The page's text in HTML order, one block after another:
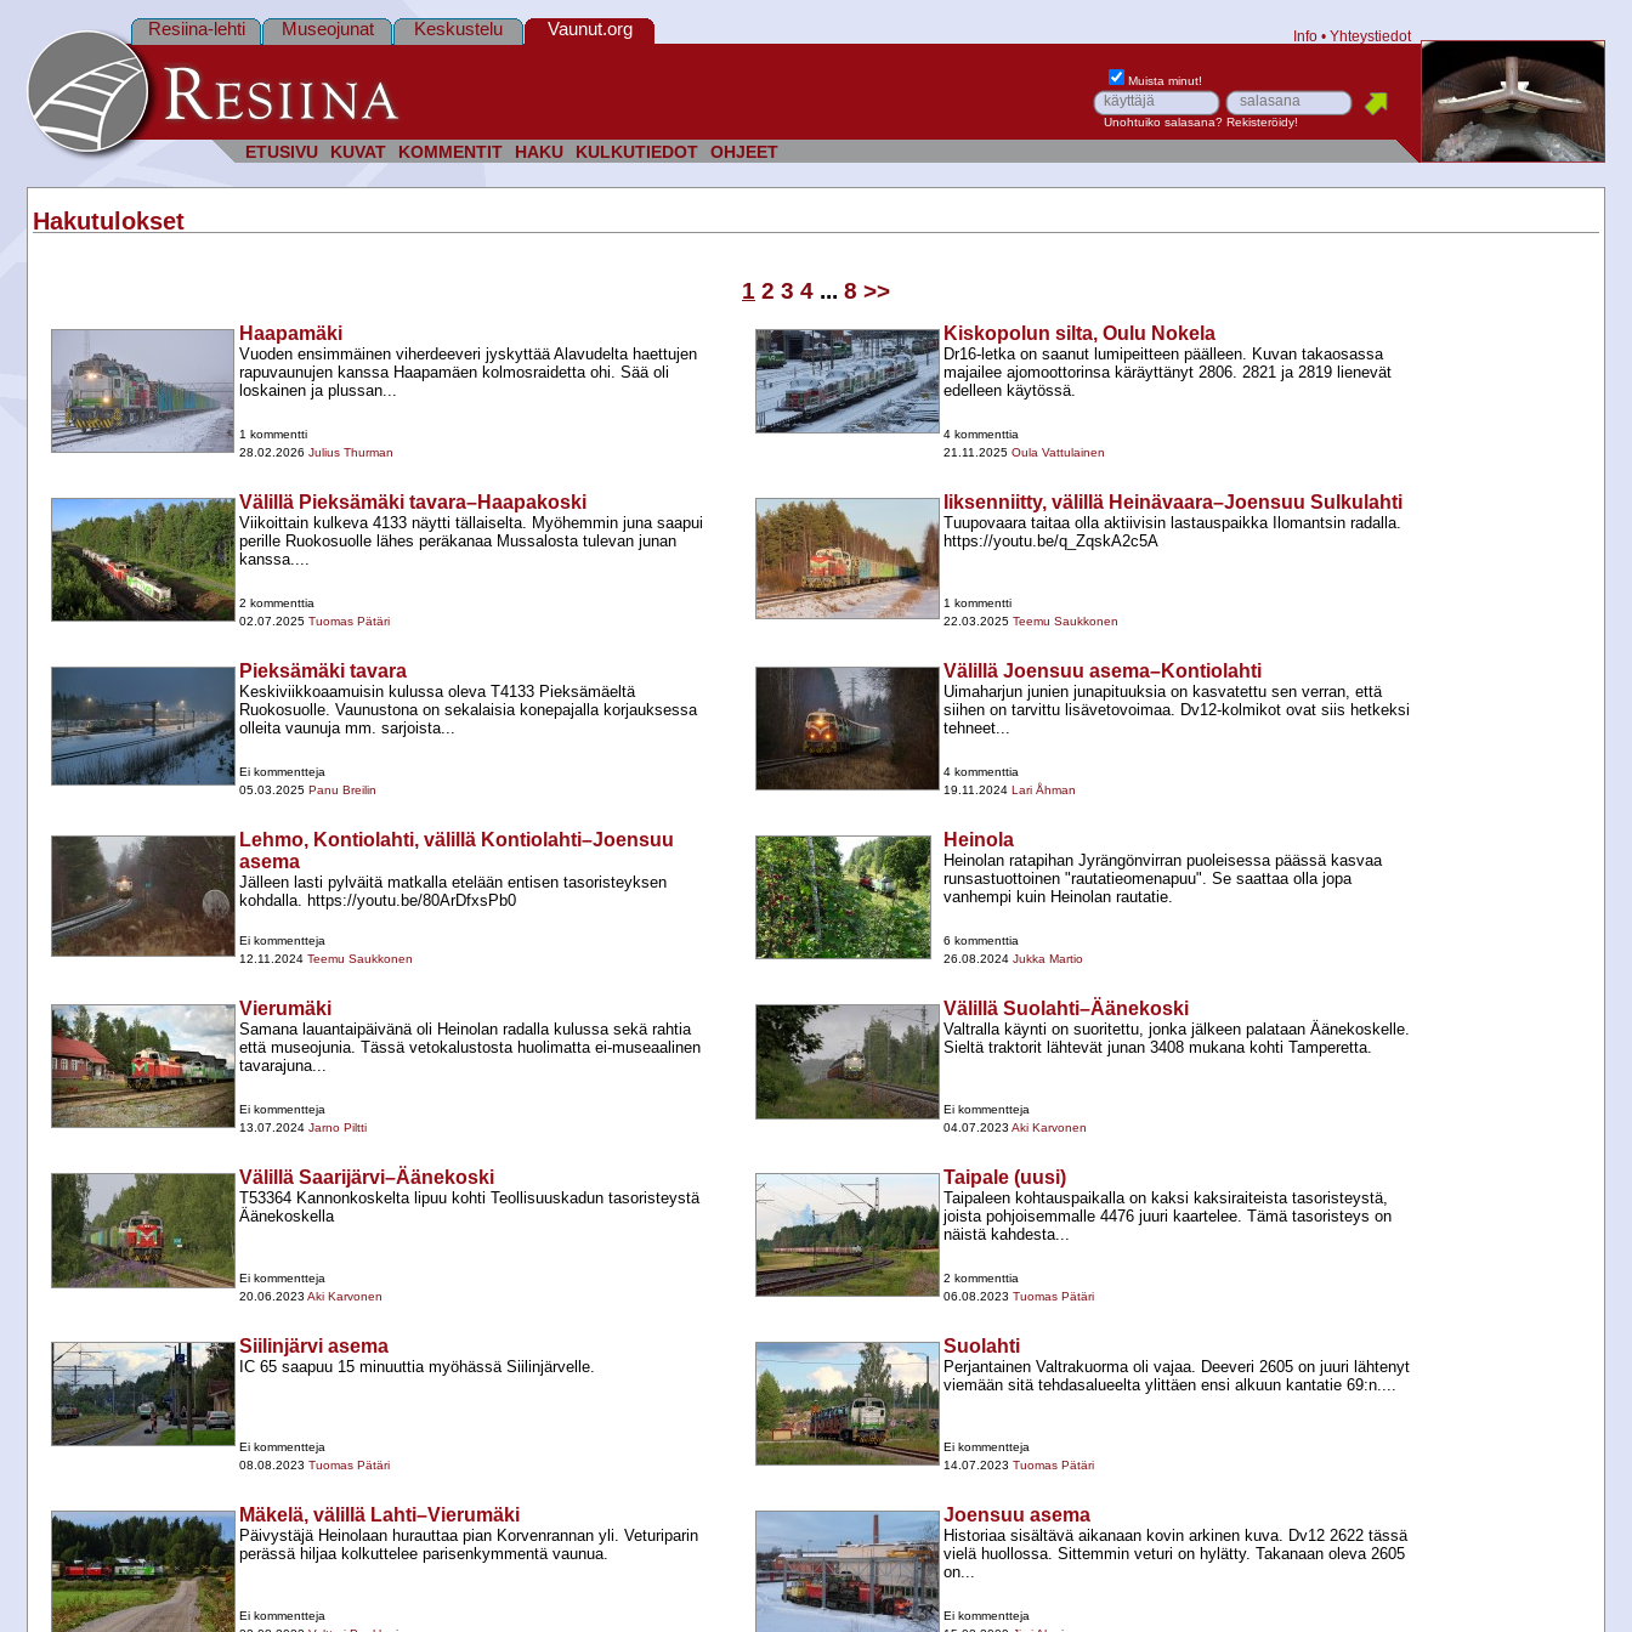
ETUSIVU KUVAT KOMMENTIT HAKU KULKUTIEDOT OHJEET
Resiina-lehti Museojunat Keskustelu Vaunut.org Info • Yhteystiedot
Muista minut!
Unohtuiko salasana? Rekisteröidy!
Hakutulokset
1 2 3 4 ... 8 >>
Haapamäki
Vuoden ensimmäinen viherdeeveri jyskyttää Alavudelta haettujen
rapuvaunujen kanssa Haapamäen kolmosraidetta ohi. Sää oli
loskainen ja plussan...
1 kommentti
28.02.2026 Julius Thurman
Kiskopolun silta, Oulu Nokela
Dr16-​letka on saanut lumipeitteen päälleen. Kuvan takaosassa
majailee ajomoottorinsa käräyttänyt 2806. 2821 ja 2819 lienevät
edelleen käytössä.
4 kommenttia
21.11.2025 Oula Vattulainen
Välillä Pieksämäki tavara–Haapakoski
Viikoittain kulkeva 4133 näytti tällaiselta. Myöhemmin juna saapui
perille Ruokosuolle lähes peräkanaa Mussalosta tulevan junan
kanssa....
2 kommenttia
02.07.2025 Tuomas Pätäri
Iiksenniitty, välillä Heinävaara–Joensuu Sulkulahti
Tuupovaara taitaa olla aktiivisin lastauspaikka Ilomantsin radalla.
https://youtu.be/q_ZqskA2c5A
1 kommentti
22.03.2025 Teemu Saukkonen
Pieksämäki tavara
Keskiviikkoaamuisin kulussa oleva T4133 Pieksämäeltä
Ruokosuolle. Vaunustona on sekalaisia konepajalla korjauksessa
olleita vaunuja mm. sarjoista...
Ei kommentteja
05.03.2025 Panu Breilin
Välillä Joensuu asema–Kontiolahti
Uimaharjun junien junapituuksia on kasvatettu sen verran, että
siihen on tarvittu lisävetovoimaa. Dv12-​kolmikot ovat siis hetkeksi
tehneet...
4 kommenttia
19.11.2024 Lari Åhman
Lehmo, Kontiolahti, välillä Kontiolahti–Joensuu
asema
Jälleen lasti pylväitä matkalla etelään entisen tasoristeyksen
kohdalla. https://youtu.be/80ArDfxsPb0
Ei kommentteja
12.11.2024 Teemu Saukkonen
Heinola
Heinolan ratapihan Jyrängönvirran puoleisessa päässä kasvaa
runsastuottoinen "rautatieomenapuu". Se saattaa olla jopa
vanhempi kuin Heinolan rautatie.
6 kommenttia
26.08.2024 Jukka Martio
Vierumäki
Samana lauantaipäivänä oli Heinolan radalla kulussa sekä rahtia
että museojunia. Tässä vetokalustosta huolimatta ei-​museaalinen
tavarajuna...
Ei kommentteja
13.07.2024 Jarno Piltti
Välillä Suolahti–Äänekoski
Valtralla käynti on suoritettu, jonka jälkeen palataan Äänekoskelle.
Sieltä traktorit lähtevät junan 3408 mukana kohti Tamperetta.
Ei kommentteja
04.07.2023 Aki Karvonen
Välillä Saarijärvi–Äänekoski
T53364 Kannonkoskelta lipuu kohti Teollisuuskadun tasoristeystä
Äänekoskella
Ei kommentteja
20.06.2023 Aki Karvonen
Taipale (uusi)
Taipaleen kohtauspaikalla on kaksi kaksiraiteista tasoristeystä,
joista pohjoisemmalle 4476 juuri kaartelee. Tämä tasoristeys on
näistä kahdesta...
2 kommenttia
06.08.2023 Tuomas Pätäri
Siilinjärvi asema
IC 65 saapuu 15 minuuttia myöhässä Siilinjärvelle.
Ei kommentteja
08.08.2023 Tuomas Pätäri
Suolahti
Perjantainen Valtrakuorma oli vajaa. Deeveri 2605 on juuri lähtenyt
viemään sitä tehdasalueelta ylittäen ensi alkuun kantatie 69:n....
Ei kommentteja
14.07.2023 Tuomas Pätäri
Mäkelä, välillä Lahti–Vierumäki
Päivystäjä Heinolaan hurauttaa pian Korvenrannan yli. Veturiparin
perässä hiljaa kolkuttelee parisenkymmentä vaunua.
Ei kommentteja
Joensuu asema
Historiaa sisältävä aikanaan kovin arkinen kuva. Dv12 2622 tässä
vielä huollossa. Sittemmin veturi on hylätty. Takanaan oleva 2605
on...
Ei kommentteja